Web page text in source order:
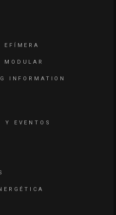
EFÍMERA
MODULAR
INFORMATION
Y EVENTOS